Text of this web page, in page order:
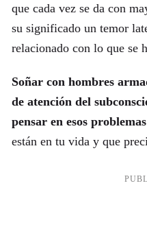
que cada vez se da con
su significado un temor
relacionado con lo que se
Soñar con hombres
de atención del
pensar en esos
están en tu vida y que